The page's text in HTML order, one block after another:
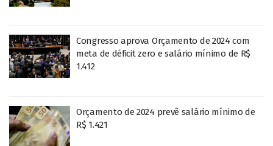
Congresso aprova Orçamento de 2024 com
meta de déficit zero e salário mínimo de R$
1.412
Orçamento de 2024 prevê salário mínimo de
R$ 1.421